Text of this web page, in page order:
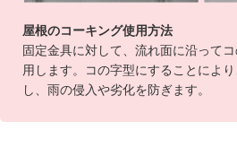
屋根のコーキング使用方法
固定金具に対して、流れ面に沿って
用します。コの字型にすることによ
し、雨の侵入や劣化を防ぎます。